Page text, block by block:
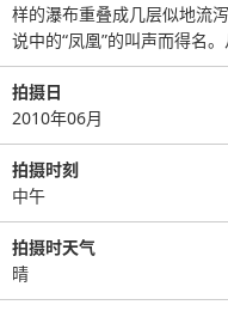
样的瀑布重叠成几层似地流
说中的“凤凰”的叫声而得名
拍摄日
2010年06月
拍摄时刻
中午
拍摄时天气
晴